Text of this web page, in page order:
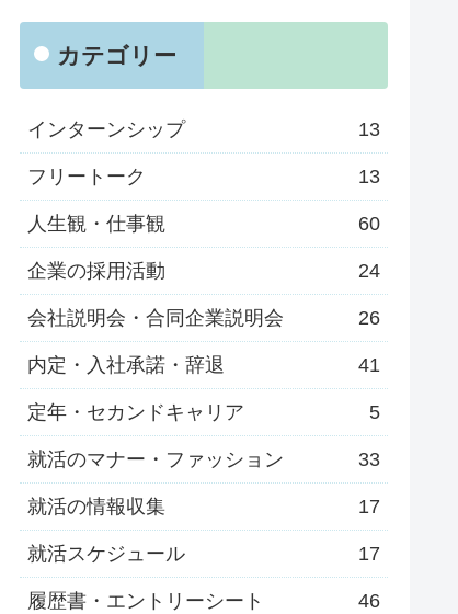
カテゴリー
インターンシップ 13
フリートーク 13
人生観・仕事観 60
企業の採用活動 24
会社説明会・合同企業説明会 26
内定・入社承諾・辞退 41
定年・セカンドキャリア 5
就活のマナー・ファッション 33
就活の情報収集 17
就活スケジュール 17
履歴書・エントリーシート 46